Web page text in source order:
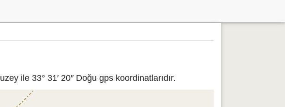
ile 33° 31′ 20″ Doğu gps koordinatlarıdır.